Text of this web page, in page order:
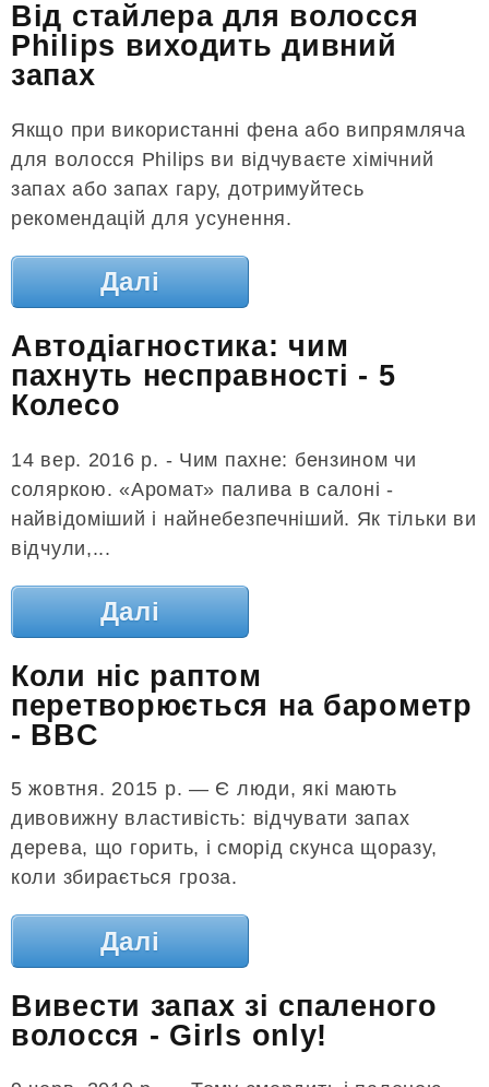
Від стайлера для волосся
Philips виходить дивний
запах
Якщо при використанні фена або випрямляча
для волосся Philips ви відчуваєте хімічний
запах або запах гару, дотримуйтесь
рекомендацій для усунення.
Далі
Автодіагностика: чим
пахнуть несправності - 5
Колесо
14 вер. 2016 р. - Чим пахне: бензином чи
соляркою. «Аромат» палива в салоні -
найвідоміший і найнебезпечніший. Як тільки ви
відчули,...
Далі
Коли ніс раптом
перетворюється на барометр
- BBC
5 жовтня. 2015 р. — Є люди, які мають
дивовижну властивість: відчувати запах
дерева, що горить, і сморід скунса щоразу,
коли збирається гроза.
Далі
Вивести запах зі спаленого
волосся - Girls only!